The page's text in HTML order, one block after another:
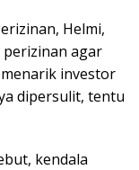
Helmi,
agar
investor
dipersulit, tentu
kendala